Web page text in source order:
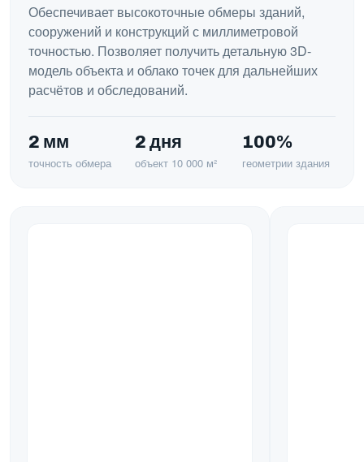
Обеспечивает высокоточные обмеры зданий,
сооружений и конструкций с миллиметровой
точностью. Позволяет получить детальную 3D-
модель объекта и облако точек для дальнейших
расчётов и обследований.
2 мм
точность обмера
2 дня
объект 10 000 м²
100%
геометрии здания